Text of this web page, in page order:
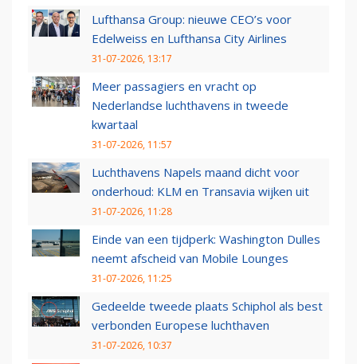
Lufthansa Group: nieuwe CEO’s voor
Edelweiss en Lufthansa City Airlines
31-07-2026, 13:17
Meer passagiers en vracht op
Nederlandse luchthavens in tweede
kwartaal
31-07-2026, 11:57
Luchthavens Napels maand dicht voor
onderhoud: KLM en Transavia wijken uit
31-07-2026, 11:28
Einde van een tijdperk: Washington Dulles
neemt afscheid van Mobile Lounges
31-07-2026, 11:25
Gedeelde tweede plaats Schiphol als best
verbonden Europese luchthaven
31-07-2026, 10:37